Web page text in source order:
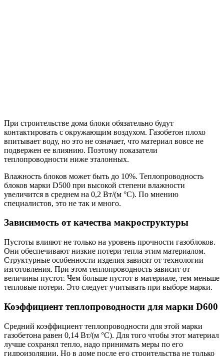
При строительстве дома блоки обязательно будут
контактировать с окружающим воздухом. Газобетон плохо
впитывает воду, но это не означает, что материал вовсе не
подвержен ее влиянию. Поэтому показатели
теплопроводности ниже эталонных.
Влажность блоков может быть до 10%. Теплопроводность
блоков марки D500 при высокой степени влажности
увеличится в среднем на 0,2 Вт/(м °С). По мнению
специалистов, это не так и много.
Зависимость от качества макроструктуры
Пустоты влияют не только на уровень прочности газоблоков.
Они обеспечивают низкие потери тепла этим материалом.
Структурные особенности изделия зависят от технологии
изготовления. При этом теплопроводность зависит от
величины пустот. Чем больше пустот в материале, тем меньше
тепловые потери. Это следует учитывать при выборе марки.
Коэффициент теплопроводности для марки D600
Средний коэффициент теплопроводности для этой марки
газобетона равен 0,14 Вт/(м °С). Для того чтобы этот материал
лучше сохранял тепло, надо принимать меры по его
гидроизоляции. Но в доме после его строительства не только